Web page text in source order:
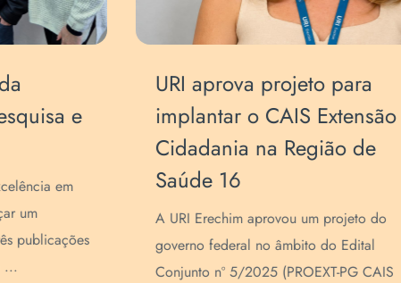
Professora participa do
Congresso de Ciência,
Tecnologia e Conhecimento
em Lajeado
A Professora Clarice Steffens, dos
Programas de Pós-Graduação stricto sensu
em Engenharia de Alimentos, Ecologia e